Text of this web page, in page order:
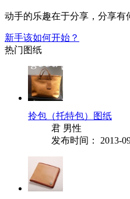
动手的乐趣在于分享， 分享有
新手该如何开始？
热门图纸
拎包（托特包）图纸
君 男性
发布时间： 2013-